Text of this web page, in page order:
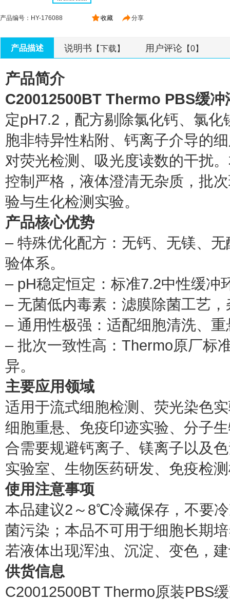
分享
收藏
产品编号：HY-176088
产品描述 说明书 【下载】 用户评论 【0】
产品简介
C20012500BT Thermo PBS缓冲
定pH7.2，配方剔除氯化钙、氯
胞非特异性粘附、钙离子介导的
对荧光检测、吸光度读数的干扰
控制严格，液体澄清无杂质，批
验与生化检测实验。
产品核心优势
– 特殊优化配方：无钙、无镁、
验体系。
– pH稳定恒定：标准7.2中性缓冲
– 无菌低内毒素：滤膜除菌工艺
– 通用性极强：适配细胞清洗、
– 批次一致性高：Thermo原厂标
异。
主要应用领域
适用于流式细胞检测、荧光染色
细胞重悬、免疫印迹实验、分子
合需要规避钙离子、镁离子以及
实验室、生物医药研发、免疫检
使用注意事项
本品建议2～8℃冷藏保存，不要
菌污染；本品不可用于细胞长期
若液体出现浑浊、沉淀、变色，
供货信息
C20012500BT Thermo原装PBS